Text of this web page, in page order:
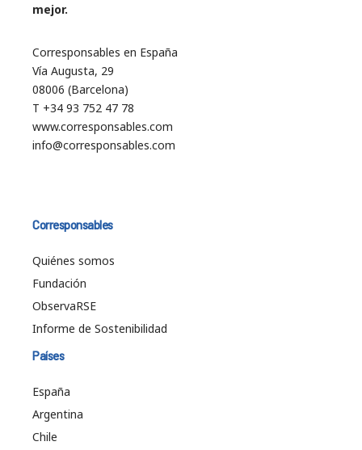
mejor.
Corresponsables en España
Vía Augusta, 29
08006 (Barcelona)
T +34 93 752 47 78
www.corresponsables.com
info@corresponsables.com
Corresponsables
Quiénes somos
Fundación
ObservaRSE
Informe de Sostenibilidad
Países
España
Argentina
Chile